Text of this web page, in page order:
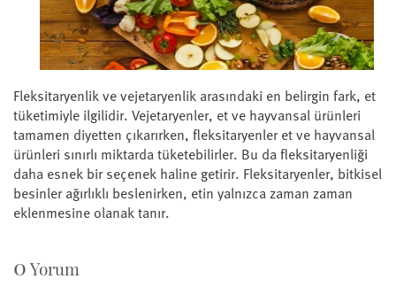
Fleksitaryenlik ve vejetaryenlik arasındaki en belirgin fark, et
tüketimiyle ilgilidir. Vejetaryenler, et ve hayvansal ürünleri
tamamen diyetten çıkarırken, fleksitaryenler et ve hayvansal
ürünleri sınırlı miktarda tüketebilirler. Bu da fleksitaryenliği
daha esnek bir seçenek haline getirir. Fleksitaryenler, bitkisel
besinler ağırlıklı beslenirken, etin yalnızca zaman zaman
eklenmesine olanak tanır.
0Yorum